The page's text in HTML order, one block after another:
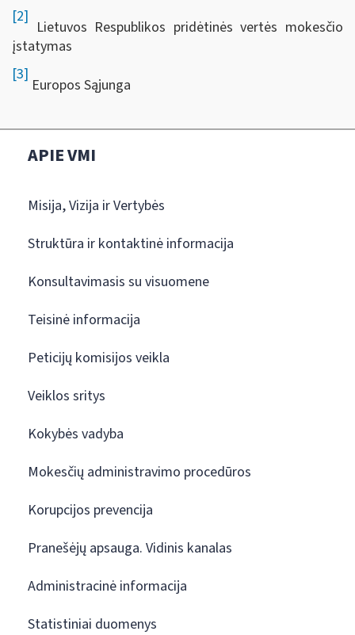
[2]
Lietuvos Respublikos pridėtinės vertės mokesčio
įstatymas
[3]
Europos Sąjunga
APIE VMI
Misija, Vizija ir Vertybės
Struktūra ir kontaktinė informacija
Konsultavimasis su visuomene
Teisinė informacija
Peticijų komisijos veikla
Veiklos sritys
Kokybės vadyba
Mokesčių administravimo procedūros
Korupcijos prevencija
Pranešėjų apsauga. Vidinis kanalas
Administracinė informacija
Statistiniai duomenys